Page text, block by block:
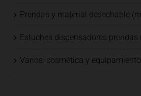
Prendas y material desechable
Estuches dispensadores prendas
Varios: cosmética y equipamiento